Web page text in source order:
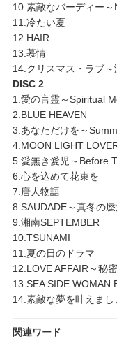
10.素敵なバーディー～
11.冷たい夏
12.HAIR
13.慕情
14.クリスマス・ラブ
DISC 2
1.愛の言霊～Spiritual
2.BLUE HEAVEN
3.あなただけを～
4.MOON LIGHT
5.愛無き愛児～Before
6.心を込めて花束を
7.唐人物語
8.SAUDADE～真冬の蜃
9.湘南SEPTEMBER
10.TSUNAMI
11.夏の日のドラマ
12.LOVE AFFAIR～秘
13.SEA SIDE WOMAN
14.素敵な夢を叶えまし
関連ワード